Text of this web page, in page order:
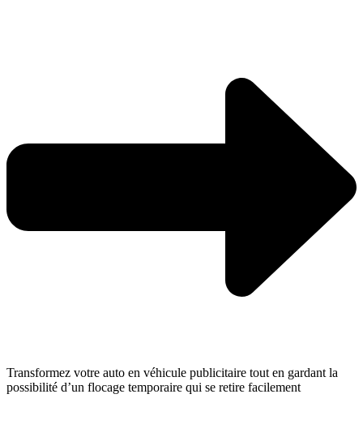
Transformez votre auto en véhicule publicitaire tout en gardant la
possibilité d’un flocage temporaire qui se retire facilement